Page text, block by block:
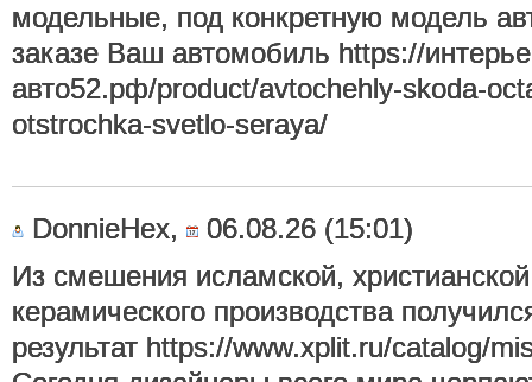
модельные, под конкретную модель
заказе Ваш автомобиль https://
авто52.рф/product/avtochehly-skoda-
otstrochka-svetlo-seraya/
DonnieHex,
06.08.26 (15:01)
Из смешения исламской,
керамического производства
результат https://www.xplit.ru/catalog/